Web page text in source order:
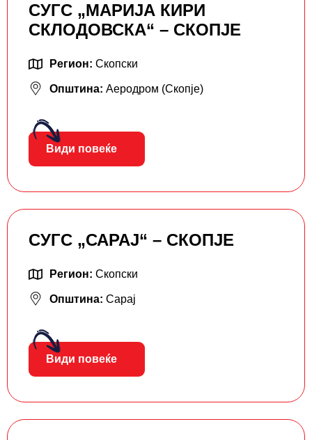
СУГС „МАРИЈА КИРИ
СКЛОДОВСКА“ – СКОПЈЕ
Регион: Скопски
Општина: Аеродром (Скопје)
Види повеќе
СУГС „САРАЈ“ – СКОПЈЕ
Регион: Скопски
Општина: Сарај
Види повеќе